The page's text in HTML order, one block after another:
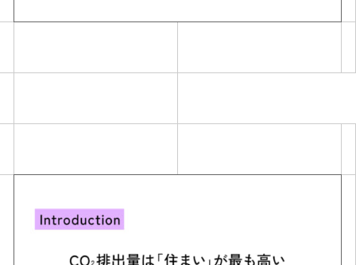
Simulation
CO₂削減効果を測る